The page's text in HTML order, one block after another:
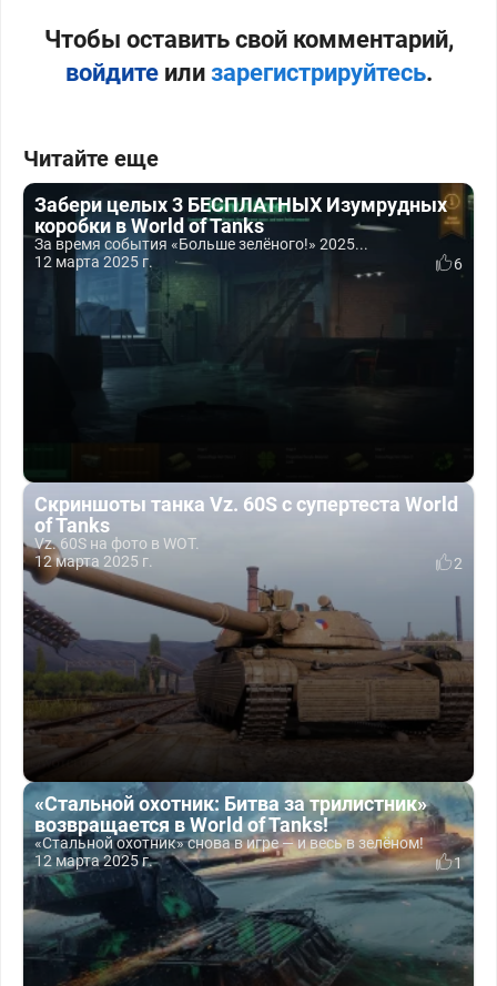
Чтобы оставить свой комментарий,
войдитеили зарегистрируйтесь.
Читайте еще
Забери целых 3 БЕСПЛАТНЫХ Изумрудных
коробки в World of Tanks
За время события «Больше зелёного!» 2025...
12 марта 2025 г.
6
Скриншоты танка Vz. 60S с супертеста World
of Tanks
Vz. 60S на фото в WOT.
12 марта 2025 г.
2
«Стальной охотник: Битва за трилистник»
возвращается в World of Tanks!
«Стальной охотник» снова в игре — и весь в зелёном!
12 марта 2025 г.
1